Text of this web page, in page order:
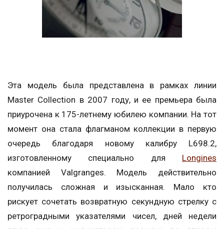
Эта модель была представлена в рамках линии
Master Collection в 2007 году, и ее премьера была
приурочена к 175-летнему юбилею компании. На тот
момент она стала флагманом коллекции в первую
очередь благодаря новому калибру L698.2,
изготовленному специально для Longines
компанией Valgranges. Модель действительно
получилась сложная и изысканная. Мало кто
рискует сочетать возвратную секундную стрелку с
ретроградными указателями чисел, дней недели